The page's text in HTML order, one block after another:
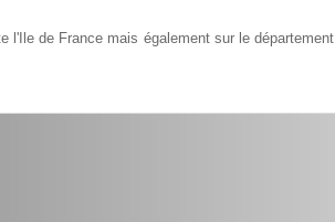
l'Ile de France mais également sur le département